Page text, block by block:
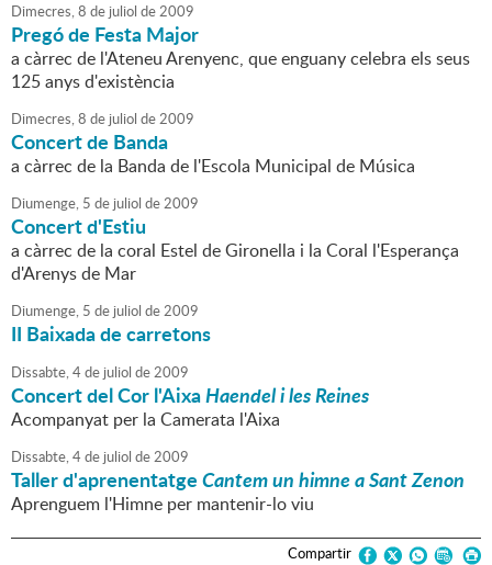
Dimecres,8 de juliol de2009
Pregó de Festa Major
a càrrec de l'Ateneu Arenyenc, que enguany celebra els seus
125 anys d'existència
Dimecres,8 de juliol de2009
Concert de Banda
a càrrec de la Banda de l'Escola Municipal de Música
Diumenge, 5 de juliol de2009
Concert d'Estiu
a càrrec de la coral Estel de Gironella i la Coral l'Esperança
d'Arenys de Mar
Diumenge, 5 de juliol de2009
II Baixada de carretons
Dissabte,4de juliol de2009
Concert del Cor l'AixaHaendel i les Reines
Acompanyat per la Camerata l'Aixa
Dissabte,4de juliol de2009
Taller d'aprenentatgeCantem un himne a Sant Zenon
Aprenguem l'Himne per mantenir-lo viu
Compartir